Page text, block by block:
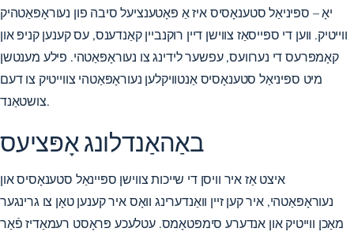
יאָ – ספּיניאַל סטענאָסיס איז אַ פּאָטענציעל סיבה פון נעוראָפּאַטהיק
ווייטיק. ווען די ספּייסאַז צווישן דיין רוקנביין קאַנדענס, עס קענען קניפּ און
קאָמפּרעס די נערוועס, עפשער לידינג צו נעוראָפּאַטהי. פילע מענטשן
מיט ספּיניאַל סטענאָסיס אַנטוויקלען נעוראָפּאַטהי צווייטיק צו דעם
צושטאַנד.
באַהאַנדלונג אָפּציעס
איצט אַז איר וויסן די שייכות צווישן ספּיינאַל סטענאָסיס און
נעוראָפּאַטהי, איר קען זיין וואַנדערינג וואָס איר קענען טאָן צו גרינגער
מאַכן ווייטיק און אנדערע סימפּטאָמס. עטלעכע פּראָסט רעמאַדיז פֿאַר